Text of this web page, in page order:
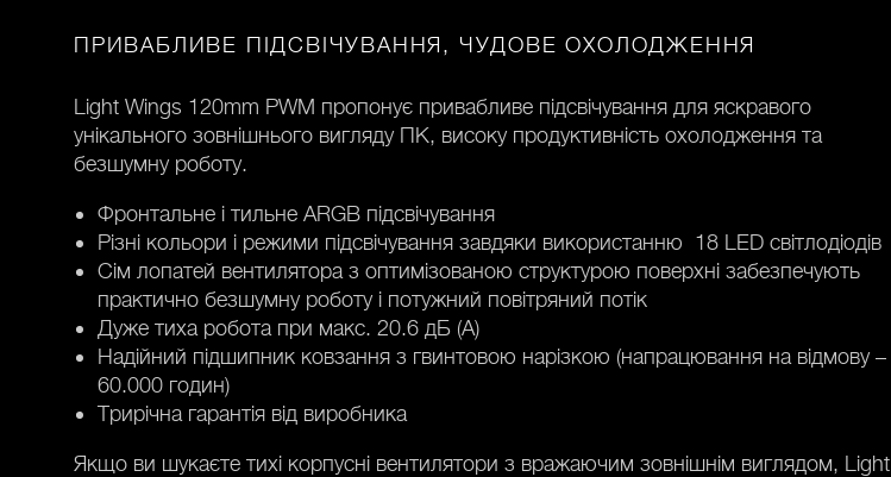
ПРИВАБЛИВЕ ПІДСВІЧУВАННЯ, ЧУДОВЕ ОХОЛОДЖЕННЯ
Light Wings 120mm PWM пропонує привабливе підсвічування для яскравого
унікального зовнішнього вигляду ПК, високу продуктивність охолодження та
безшумну роботу.
Фронтальне і тильне ARGB підсвічування
Різні кольори і режими підсвічування завдяки використанню 18 LED світлодіодів
Сім лопатей вентилятора з оптимізованою структурою поверхні забезпечують
практично безшумну роботу і потужний повітряний потік
Дуже тиха робота при макс. 20.6 дБ (A)
Надійний підшипник ковзання з гвинтовою нарізкою (напрацювання на відмову –
60.000 годин)
Трирічна гарантія від виробника
Якщо ви шукаєте тихі корпусні вентилятори з вражаючим зовнішнім виглядом, Light